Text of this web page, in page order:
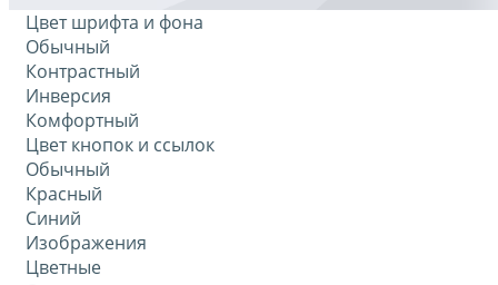
Цвет шрифта и фона
Обычный
Контрастный
Инверсия
Комфортный
Цвет кнопок и ссылок
Обычный
Красный
Синий
Изображения
Цветные